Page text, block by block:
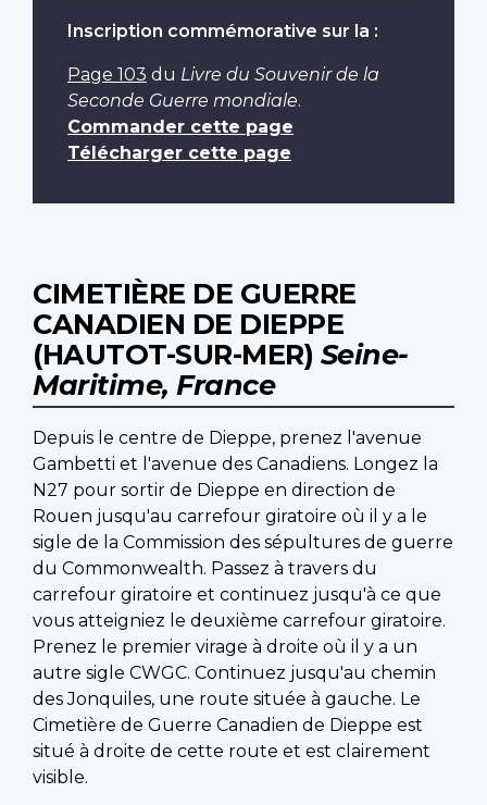
Inscription commémorative sur la :
Page 103 du Livre du Souvenir de la
Seconde Guerre mondiale.
Commander cette page
Télécharger cette page
CIMETIÈRE DE GUERRE
CANADIEN DE DIEPPE
(HAUTOT-SUR-MER) Seine-
Maritime, France
Depuis le centre de Dieppe, prenez l'avenue
Gambetti et l'avenue des Canadiens. Longez la
N27 pour sortir de Dieppe en direction de
Rouen jusqu'au carrefour giratoire où il y a le
sigle de la Commission des sépultures de guerre
du Commonwealth. Passez à travers du
carrefour giratoire et continuez jusqu'à ce que
vous atteigniez le deuxième carrefour giratoire.
Prenez le premier virage à droite où il y a un
autre sigle CWGC. Continuez jusqu'au chemin
des Jonquiles, une route située à gauche. Le
Cimetière de Guerre Canadien de Dieppe est
situé à droite de cette route et est clairement
visible.